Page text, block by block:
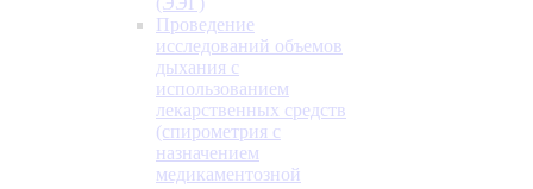
Проведение
исследований объемов
дыхания с
использованием
лекарственных средств
(спирометрия с
назначением
медикаментозной